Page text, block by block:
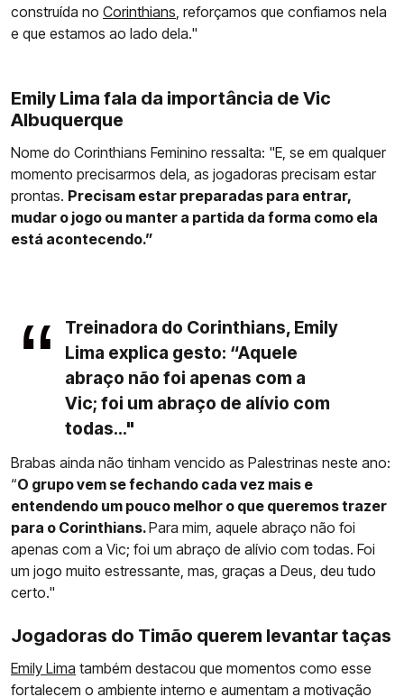
construída no Corinthians , reforçamos que confiamos nela
e que estamos ao lado dela."
Emily Lima fala da importância de Vic
Albuquerque
Nome do Corinthians Feminino ressalta: "E, se em qualquer
momento precisarmos dela, as jogadoras precisam estar
prontas. Precisam estar preparadas para entrar,
mudar o jogo ou manter a partida da forma como ela
está acontecendo.”
Treinadora do Corinthians, Emily
Lima explica gesto: “Aquele
abraço não foi apenas com a
Vic; foi um abraço de alívio com
todas..."
Brabas ainda não tinham vencido as Palestrinas neste ano:
“O grupo vem se fechando cada vez mais e
entendendo um pouco melhor o que queremos trazer
para o Corinthians.Para mim, aquele abraço não foi
apenas com a Vic; foi um abraço de alívio com todas. Foi
um jogo muito estressante, mas, graças a Deus, deu tudo
certo."
Jogadoras do Timão querem levantar taças
Emily Lima também destacou que momentos como esse
fortalecem o ambiente interno e aumentam a motivação